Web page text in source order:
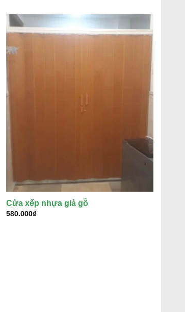
Cửa xếp nhựa giả gỗ
580.000₫